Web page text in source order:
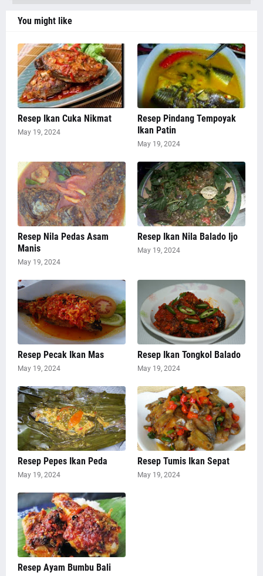
You might like
Resep Ikan Cuka Nikmat
May 19, 2024
Resep Pindang Tempoyak
Ikan Patin
May 19, 2024
Resep Nila Pedas Asam
Manis
May 19, 2024
Resep Ikan Nila Balado Ijo
May 19, 2024
Resep Pecak Ikan Mas
May 19, 2024
Resep Ikan Tongkol Balado
May 19, 2024
Resep Pepes Ikan Peda
May 19, 2024
Resep Tumis Ikan Sepat
May 19, 2024
Resep Ayam Bumbu Bali